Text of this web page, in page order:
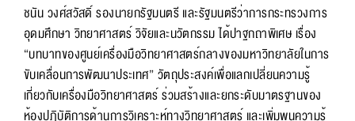
ชนัน วงศ์สวัสดิ์ รองนายกรัฐมนตรี และรัฐมนตรีว่าการกระทรวงการ
อุดมศึกษา วิทยาศาสตร์ วิจัยและนวัตกรรม ได้ปาฐกถาพิเศษ เรื่อง
“บทบาทของศูนย์เครื่องมือวิทยาศาสตร์กลางของมหาวิทยาลัยในการ
ขับเคลื่อนการพัฒนาประเทศ” วัตถุประสงค์เพื่อแลกเปลี่ยนความรู้
เกี่ยวกับเครื่องมือวิทยาศาสตร์ ร่วมสร้างและยกระดับมาตรฐานของ
ห้องปฏิบัติการด้านการวิเคราะห์ทางวิทยาศาสตร์ และเพิ่มพูนความรู้